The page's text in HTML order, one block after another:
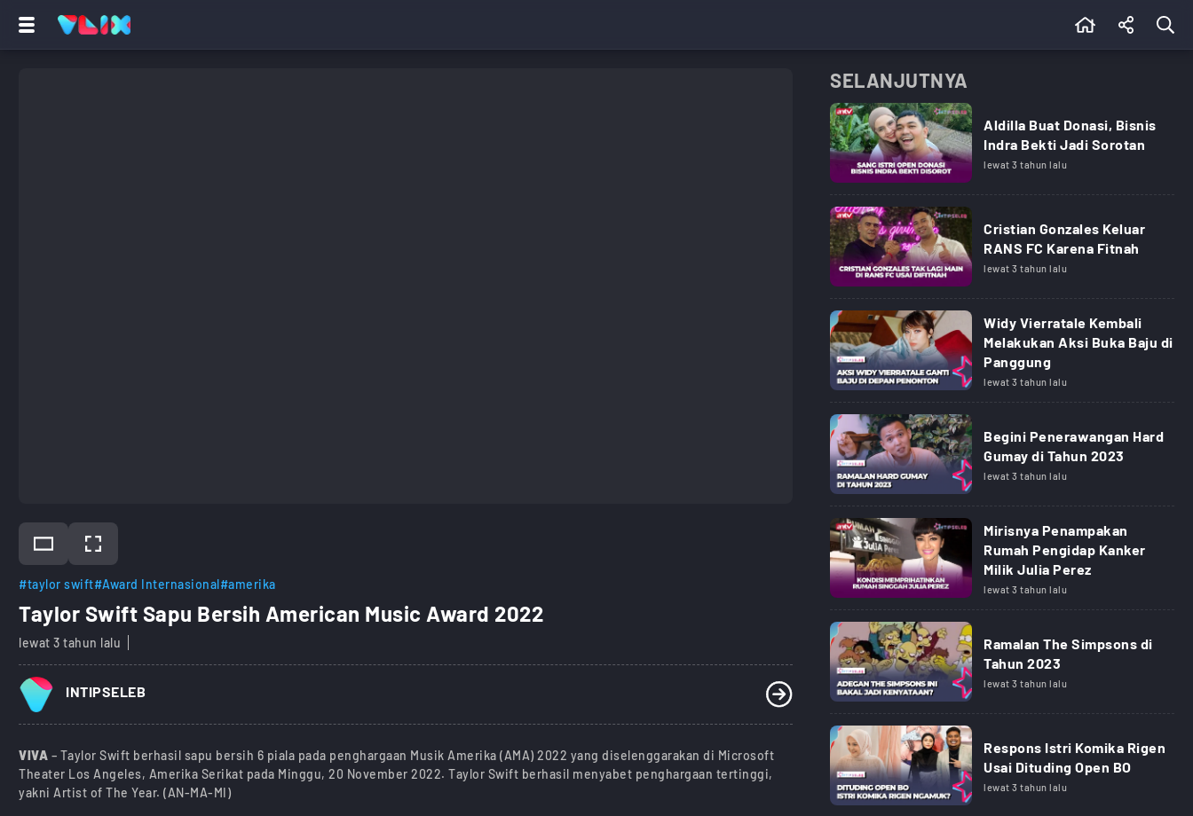
#taylor swift#Award Internasional#amerika
Taylor Swift Sapu Bersih American Music Award 2022
lewat 3 tahun lalu
INTIPSELEB
VIVA – Taylor Swift berhasil sapu bersih 6 piala pada penghargaan Musik Amerika (AMA) 2022 yang diselenggarakan di Microsoft
Theater Los Angeles, Amerika Serikat pada Minggu, 20 November 2022. Taylor Swift berhasil menyabet penghargaan tertinggi,
yakni Artist of The Year. (AN-MA-MI)
SELANJUTNYA
Aldilla Buat Donasi, Bisnis
Indra Bekti Jadi Sorotan
lewat 3 tahun lalu
Cristian Gonzales Keluar
RANS FC Karena Fitnah
lewat 3 tahun lalu
Widy Vierratale Kembali
Melakukan Aksi Buka Baju di
Panggung
lewat 3 tahun lalu
Begini Penerawangan Hard
Gumay di Tahun 2023
lewat 3 tahun lalu
Mirisnya Penampakan
Rumah Pengidap Kanker
Milik Julia Perez
lewat 3 tahun lalu
Ramalan The Simpsons di
Tahun 2023
lewat 3 tahun lalu
Respons Istri Komika Rigen
Usai Dituding Open BO
lewat 3 tahun lalu